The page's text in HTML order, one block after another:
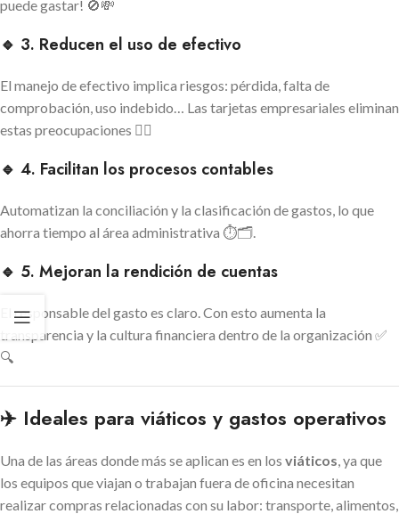
puede gastar! 🚫💸
🔹 3. Reducen el uso de efectivo
El manejo de efectivo implica riesgos: pérdida, falta de
comprobación, uso indebido… Las tarjetas empresariales eliminan
estas preocupaciones 🙅‍♂️
🔹 4. Facilitan los procesos contables
Automatizan la conciliación y la clasificación de gastos, lo que
ahorra tiempo al área administrativa ⏱️🗂️.
🔹 5. Mejoran la rendición de cuentas
El responsable del gasto es claro. Con esto aumenta la
transparencia y la cultura financiera dentro de la organización ✅
🔍
✈️ Ideales para viáticos y gastos operativos
Una de las áreas donde más se aplican es en los viáticos, ya que
los equipos que viajan o trabajan fuera de oficina necesitan
realizar compras relacionadas con su labor: transporte, alimentos,